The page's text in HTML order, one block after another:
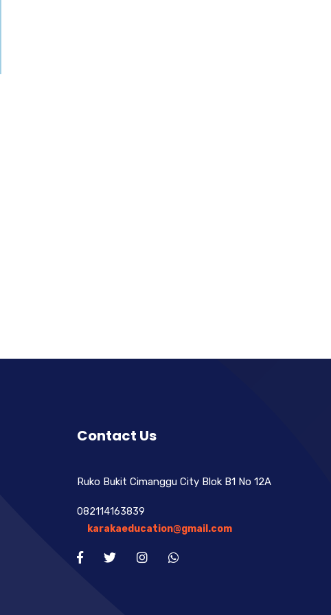
Contact Us
Ruko Bukit Cimanggu City Blok B1 No 12A
082114163839
karakaeducation@gmail.com